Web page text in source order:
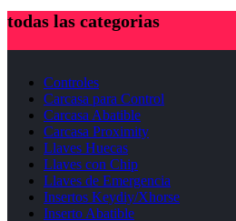
todas las categorias
Controles
Carcasa para Control
Carcasa Abatible
Carcasa Proximity
Llaves Huecas
Llaves con Chip
Llaves de Emergencia
Insertos Keydiy/Xhorse
Inserto Abatible